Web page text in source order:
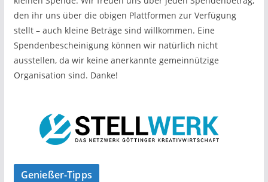
den ihr uns über die obigen Plattformen zur Verfügung
stellt – auch kleine Beträge sind willkommen. Eine
Spendenbescheinigung können wir natürlich nicht
ausstellen, da wir keine anerkannte gemeinnützige
Organisation sind. Danke!
Genießer-Tipps